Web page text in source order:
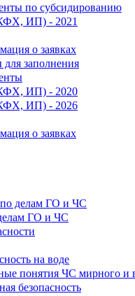
по субсидированию
ИП) - 2021
о заявках
заполнения
ИП) - 2020
ИП) - 2026
о заявках
по делам ГО и ЧС
ГО и ЧС
на воде
понятия ЧС мирного и
безопасность